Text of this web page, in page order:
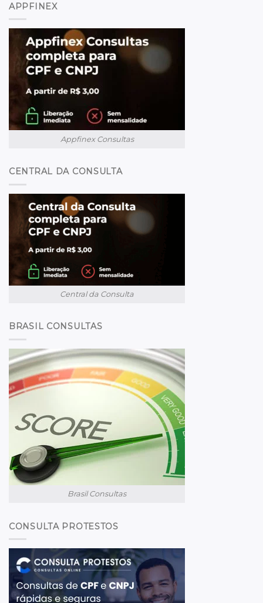
APPFINEX
Appfinex Consultas
CENTRAL DA CONSULTA
Central da Consulta
BRASIL CONSULTAS
Brasil Consultas
CONSULTA PROTESTOS